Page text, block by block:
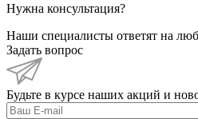
Нужна консультация?
Наши специалисты ответят на
Задать вопрос
Будьте в курсе наших акций и